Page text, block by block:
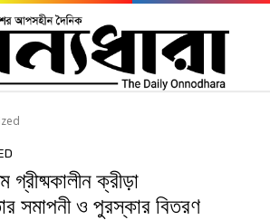
ক্রীড়া
সমাপনী ও পুরস্কার বিতরণ